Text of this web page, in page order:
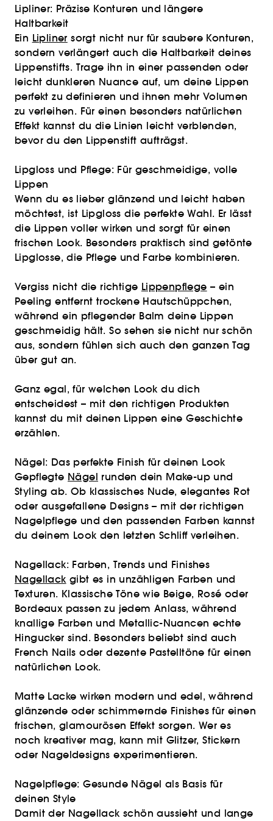
Lipliner: Präzise Konturen und längere
Haltbarkeit
Ein Lipliner sorgt nicht nur für saubere Konturen,
sondern verlängert auch die Haltbarkeit deines
Lippenstifts. Trage ihn in einer passenden oder
leicht dunkleren Nuance auf, um deine Lippen
perfekt zu definieren und ihnen mehr Volumen
zu verleihen. Für einen besonders natürlichen
Effekt kannst du die Linien leicht verblenden,
bevor du den Lippenstift aufträgst.
Lipgloss und Pflege: Für geschmeidige, volle
Lippen
Wenn du es lieber glänzend und leicht haben
möchtest, ist Lipgloss die perfekte Wahl. Er lässt
die Lippen voller wirken und sorgt für einen
frischen Look. Besonders praktisch sind getönte
Lipglosse, die Pflege und Farbe kombinieren.
Vergiss nicht die richtige Lippenpflege – ein
Peeling entfernt trockene Hautschüppchen,
während ein pflegender Balm deine Lippen
geschmeidig hält. So sehen sie nicht nur schön
aus, sondern fühlen sich auch den ganzen Tag
über gut an.
Ganz egal, für welchen Look du dich
entscheidest – mit den richtigen Produkten
kannst du mit deinen Lippen eine Geschichte
erzählen.
Nägel: Das perfekte Finish für deinen Look
Gepflegte Nägel runden dein Make-up und
Styling ab. Ob klassisches Nude, elegantes Rot
oder ausgefallene Designs – mit der richtigen
Nagelpflege und den passenden Farben kannst
du deinem Look den letzten Schliff verleihen.
Nagellack: Farben, Trends und Finishes
Nagellackgibt es in unzähligen Farben und
Texturen. Klassische Töne wie Beige, Rosé oder
Bordeaux passen zu jedem Anlass, während
knallige Farben und Metallic-Nuancen echte
Hingucker sind. Besonders beliebt sind auch
French Nails oder dezente Pastelltöne für einen
natürlichen Look.
Matte Lacke wirken modern und edel, während
glänzende oder schimmernde Finishes für einen
frischen, glamourösen Effekt sorgen. Wer es
noch kreativer mag, kann mit Glitzer, Stickern
oder Nageldesigns experimentieren.
Nagelpflege: Gesunde Nägel als Basis für
deinen Style
Damit der Nagellack schön aussieht und lange